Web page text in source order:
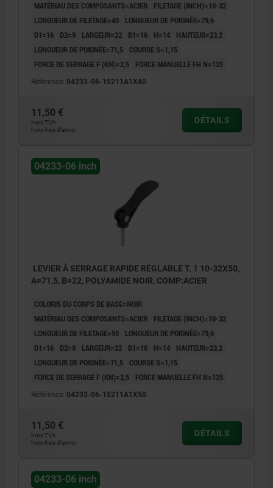
MATÉRIAU DES COMPOSANTS=ACIER
FILETAGE (INCH)=10-32
LONGUEUR DE FILETAGE=40
LONGUEUR DE POIGNÉE=79,6
D1=16
D2=9 LARGEUR=22 B1=16 H=14
HAUTEUR=23,2
LONGUEUR DE POIGNÉE=71,5
COURSE S=1,15
FORCE DE SERRAGE F (KN)=2,5
FORCE MANUELLE FH N=125
Référence: 04233-06-15211A1X40
11,50 €
hors TVA
hors frais d’envoi
DÉTAILS
04233-06 inch
LEVIER À SERRAGE RAPIDE RÉGLABLE T. 1 10-32X50,
A=71,5, B=22, POLYAMIDE NOIR, COMP:ACIER
COLORIS DU CORPS DE BASE=NOIR
MATÉRIAU DES COMPOSANTS=ACIER
FILETAGE (INCH)=10-32
LONGUEUR DE FILETAGE=50
LONGUEUR DE POIGNÉE=79,6
D1=16
D2=9 LARGEUR=22 B1=16 H=14
HAUTEUR=23,2
LONGUEUR DE POIGNÉE=71,5
COURSE S=1,15
FORCE DE SERRAGE F (KN)=2,5
FORCE MANUELLE FH N=125
Référence: 04233-06-15211A1X50
11,50 €
hors TVA
hors frais d’envoi
DÉTAILS
04233-06 inch